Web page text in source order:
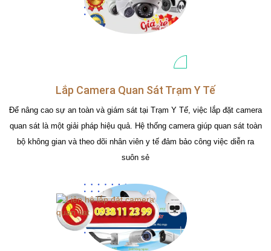
Lắp Camera Quan Sát Trạm Y Tế
Để nâng cao sự an toàn và giám sát tại Trạm Y Tế, việc lắp đặt camera
quan sát là một giải pháp hiệu quả. Hệ thống camera giúp quan sát toàn
bộ không gian và theo dõi nhân viên y tế đảm bảo công việc diễn ra
suôn sẻ